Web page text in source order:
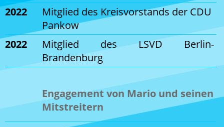
2022
Mitglied des Kreisvorstands der CDU
Pankow
2022
Mitglied des LSVD Berlin-
Brandenburg
Engagement von Mario und seinen
Mitstreitern